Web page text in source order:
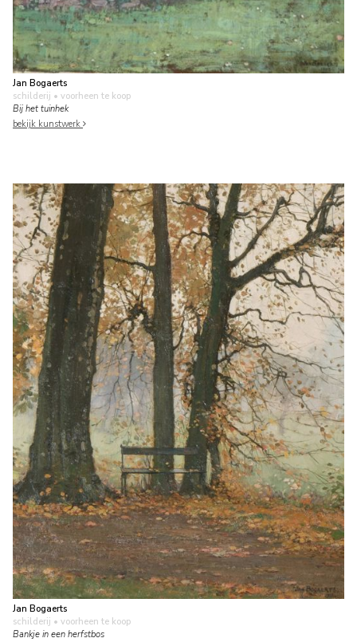
Jan Bogaerts
schilderij • voorheen te koop
Bij het tuinhek
bekijk kunstwerk
Jan Bogaerts
schilderij • voorheen te koop
Bankje in een herfstbos